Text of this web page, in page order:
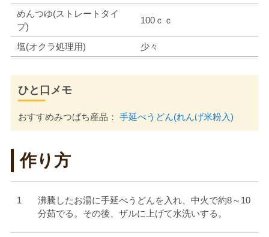
めんつゆ(ストレートタイ
プ)
100ｃｃ
塩(オクラ処理用) 少々
ひと口メモ
おすすめみつばち産品： 手延べうどん(れんげ米粉入)
作り方
沸騰したお湯に手延べうどんを入れ、中火で約8～10
分茹でる。その後、ザルに上げて水洗いする。